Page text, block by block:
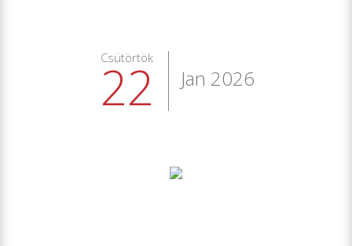
Csütörtök
22 Jan 2026